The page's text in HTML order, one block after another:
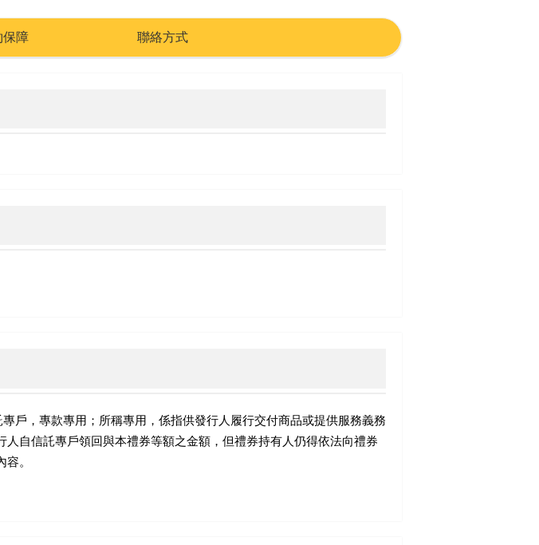
保障 聯絡方式
戶，專款專用；所稱專用，係指供發行人履行交付商品或提供服務義務
自信託專戶領回與本禮券等額之金額，但禮券持有人仍得依法向禮券
。